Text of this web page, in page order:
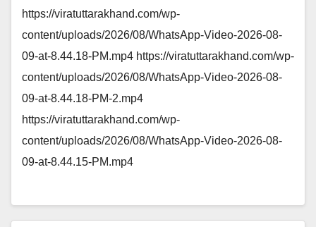
https://viratuttarakhand.com/wp-
content/uploads/2026/08/WhatsApp-Video-2026-08-
09-at-8.44.18-PM.mp4 https://viratuttarakhand.com/wp-
content/uploads/2026/08/WhatsApp-Video-2026-08-
09-at-8.44.18-PM-2.mp4
https://viratuttarakhand.com/wp-
content/uploads/2026/08/WhatsApp-Video-2026-08-
09-at-8.44.15-PM.mp4